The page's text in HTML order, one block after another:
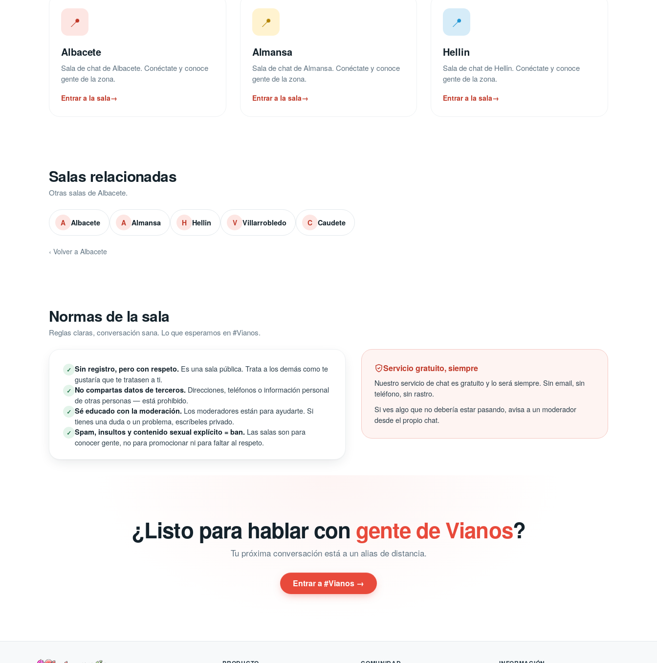
📍
Albacete
Sala de chat de Albacete. Conéctate y conoce
gente de la zona.
Entrar a la sala→
📍
Almansa
Sala de chat de Almansa. Conéctate y conoce
gente de la zona.
Entrar a la sala→
📍
Hellin
Sala de chat de Hellin. Conéctate y conoce
gente de la zona.
Entrar a la sala→
Salas relacionadas
Otras salas de Albacete.
A Albacete A Almansa H Hellin V Villarrobledo C Caudete
‹ Volver a Albacete
Normas de la sala
Reglas claras, conversación sana. Lo que esperamos en #Vianos.
✓ Sin registro, pero con respeto. Es una sala pública. Trata a los demás como te
gustaría que te tratasen a ti.
✓ No compartas datos de terceros. Direcciones, teléfonos o información personal
de otras personas — está prohibido.
✓ Sé educado con la moderación. Los moderadores están para ayudarte. Si
tienes una duda o un problema, escríbeles privado.
✓ Spam, insultos y contenido sexual explícito = ban. Las salas son para
conocer gente, no para promocionar ni para faltar al respeto.
Servicio gratuito, siempre
Nuestro servicio de chat es gratuito y lo será siempre. Sin email, sin
teléfono, sin rastro.
Si ves algo que no debería estar pasando, avisa a un moderador
desde el propio chat.
¿Listo para hablar con gente de Vianos?
Tu próxima conversación está a un alias de distancia.
Entrar a #Vianos →